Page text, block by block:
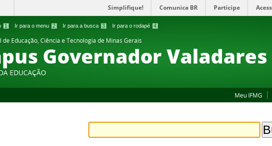
1 Ir para o menu 2 Ir para a busca 3 Ir para o rodapé 4
Simplifique! Comunica BR Participe
de Educação, Ciência e Tecnologia de Minas Gerais
Governador Valadares
EDUCAÇÃO
Meu IFMG